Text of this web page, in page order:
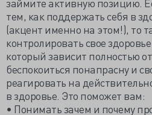
тем, как поддержать себя в
(акцент именно на этом!), то
контролировать свое
который зависит полностью
беспокоиться понапрасну и
реагировать на
в здоровье. Это поможет вам:
• Понимать зачем и почему